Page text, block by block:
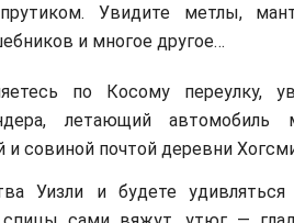
Увидите метлы,
и многое другое…
по Косому переулку,
летающий автомобиль
совиной почтой деревни
Уизли и будете